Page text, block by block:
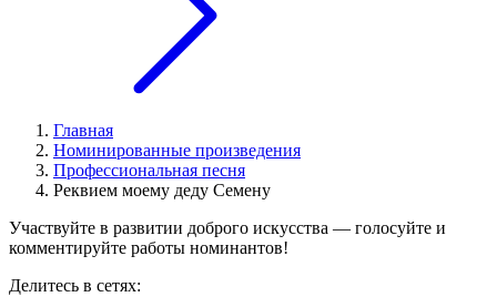
Главная
Номинированные произведения
Профессиональная песня
Реквием моему деду Семену
Участвуйте в развитии доброго искусства — голосуйте и
комментируйте работы номинантов!
Делитесь в сетях: